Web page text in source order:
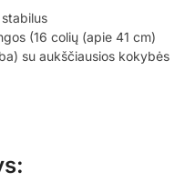
(16 colių (apie 41 cm)
su aukščiausios kokybės